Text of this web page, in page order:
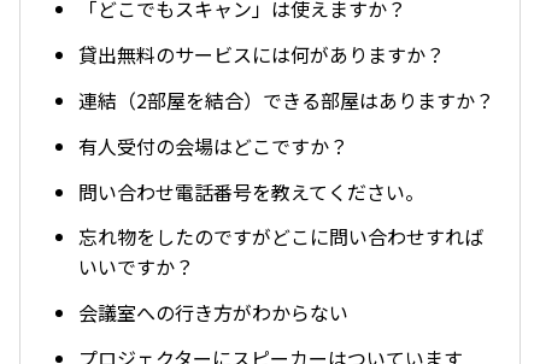
「どこでもスキャン」は使えますか？
貸出無料のサービスには何がありますか？
連結（2部屋を結合）できる部屋はありますか？
有人受付の会場はどこですか？
問い合わせ電話番号を教えてください。
忘れ物をしたのですがどこに問い合わせすれば
いいですか？
会議室への行き方がわからない
プロジェクターにスピーカーはついています